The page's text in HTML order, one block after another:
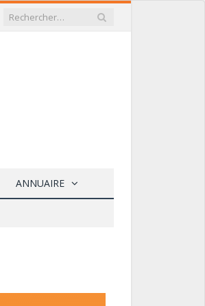
ANNUAIRE